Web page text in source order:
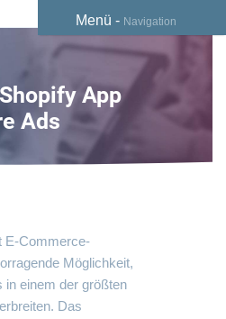
Menü - Navigation
App
Ads
E-Commerce-
Möglichkeit,
in einem der größten
Das